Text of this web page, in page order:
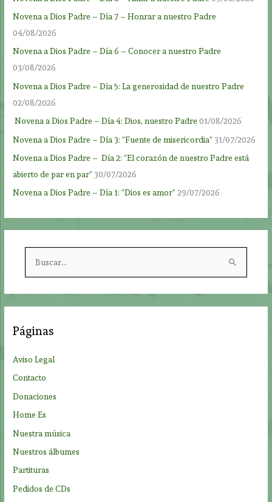
Novena a Dios Padre – Día 7 – Honrar a nuestro Padre
04/08/2026
Novena a Dios Padre – Día 6 – Conocer a nuestro Padre
03/08/2026
Novena a Dios Padre – Día 5: La generosidad de nuestro Padre
02/08/2026
Novena a Dios Padre – Día 4: Dios, nuestro Padre 01/08/2026
Novena a Dios Padre – Día 3: “Fuente de misericordia” 31/07/2026
Novena a Dios Padre – Día 2: “El corazón de nuestro Padre está
abierto de par en par” 30/07/2026
Novena a Dios Padre – Día 1: “Dios es amor” 29/07/2026
r
:
Páginas
Aviso Legal
Contacto
Donaciones
Home Es
Nuestra música
Nuestros álbumes
Partituras
Pedidos de CDs